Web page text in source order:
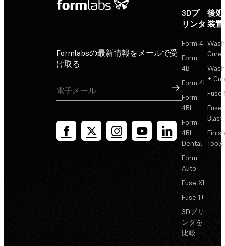
Formlabsの最新情報をメールで受
け取る
サインアップ
3Dプ
リンタ
Form 4
Form
4B
Form 4L
Form
4BL
Form
4BL
Dental
Form
Auto
Fuse X1
Fuse 1+
3Dプリ
ンタを
比較
後
装置
Cure
+
Fuse
Fuse
Blast
Tools